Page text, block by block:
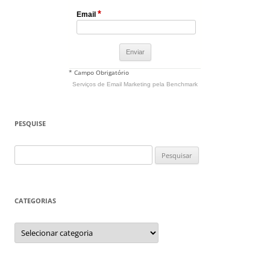
Email *
* Campo Obrigatório
Serviços de Email Marketing pela Benchmark
PESQUISE
por:
CATEGORIAS
Categorias